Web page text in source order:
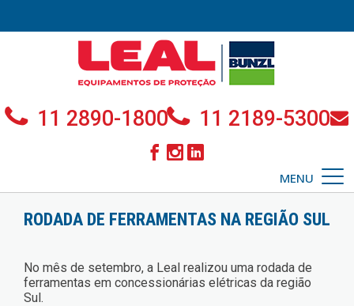
11 2890-1800 11 2189-5300
MENU
RODADA DE FERRAMENTAS NA REGIÃO SUL
No mês de setembro, a Leal realizou uma rodada de
ferramentas em concessionárias elétricas da região
Sul.